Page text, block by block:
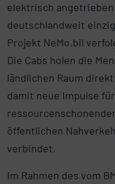
elektrisch
deutschlandweit
Projekt NeMo.bil
Die Cabs holen die
ländlichen Raum
damit neue Impulse
öffentlichen
verbindet.
Im Rahmen des vom